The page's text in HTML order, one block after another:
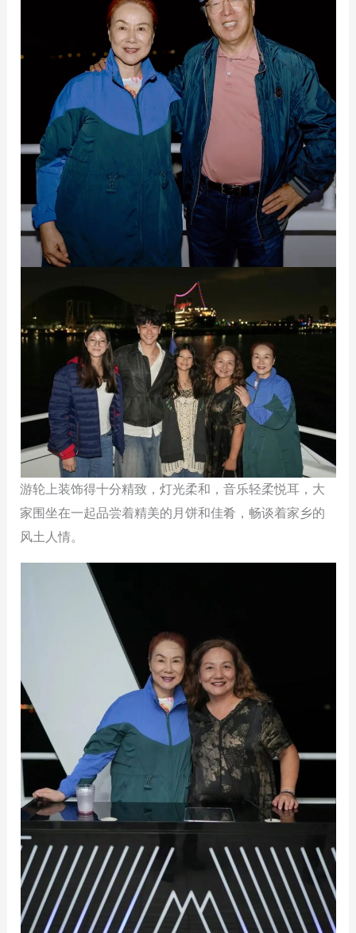
游轮上装饰得十分精致，灯光柔和，音乐轻柔悦耳，大
家围坐在一起品尝着精美的月饼和佳肴，畅谈着家乡的
风土人情。